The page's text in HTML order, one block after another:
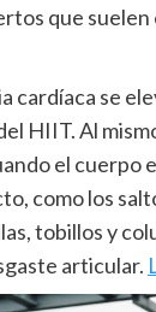
que
se
HIIT. Al
el cuerpo
como los
tobillos y
articular.